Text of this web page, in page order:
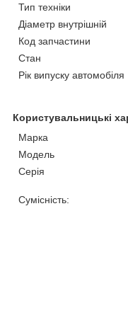
Тип техніки
Діаметр внутрішній
Код запчастини
Стан
Рік випуску автомобіля
Користувальницькі
Марка
Модель
Серія
Сумісність: